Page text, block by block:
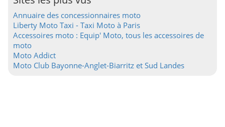
Annuaire des concessionnaires moto
Liberty Moto Taxi - Taxi Moto à Paris
Accessoires moto : Equip' Moto, tous les accessoires de
moto
Moto Addict
Moto Club Bayonne-Anglet-Biarritz et Sud Landes